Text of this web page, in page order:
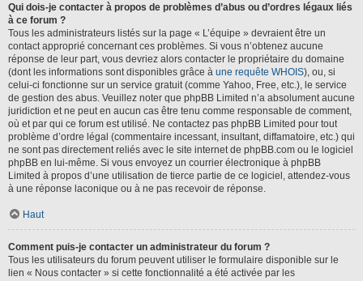
Qui dois-je contacter à propos de problèmes d’abus ou d’ordres légaux liés
à ce forum ?
Tous les administrateurs listés sur la page « L’équipe » devraient être un
contact approprié concernant ces problèmes. Si vous n’obtenez aucune
réponse de leur part, vous devriez alors contacter le propriétaire du domaine
(dont les informations sont disponibles grâce à une requête WHOIS), ou, si
celui-ci fonctionne sur un service gratuit (comme Yahoo, Free, etc.), le service
de gestion des abus. Veuillez noter que phpBB Limited n’a absolument aucune
juridiction et ne peut en aucun cas être tenu comme responsable de comment,
où et par qui ce forum est utilisé. Ne contactez pas phpBB Limited pour tout
problème d’ordre légal (commentaire incessant, insultant, diffamatoire, etc.) qui
ne sont pas directement reliés avec le site internet de phpBB.com ou le logiciel
phpBB en lui-même. Si vous envoyez un courrier électronique à phpBB
Limited à propos d’une utilisation de tierce partie de ce logiciel, attendez-vous
à une réponse laconique ou à ne pas recevoir de réponse.
Haut
Comment puis-je contacter un administrateur du forum ?
Tous les utilisateurs du forum peuvent utiliser le formulaire disponible sur le
lien « Nous contacter » si cette fonctionnalité a été activée par les